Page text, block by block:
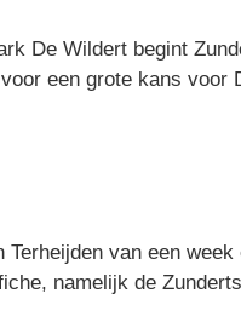
De Wildert begint
een grote kans voor
van een
namelijk de